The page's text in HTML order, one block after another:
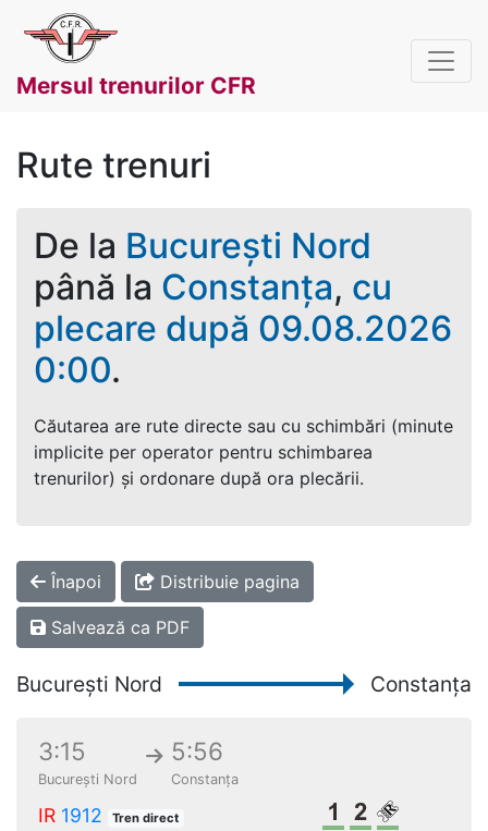
Mersul trenurilor CFR
Rute trenuri
De la București Nord
până la Constanța, cu
plecare după 09.08.2026
0:00.
Căutarea are rute directe sau cu schimbări (minute
implicite per operator pentru schimbarea
trenurilor) și ordonare după ora plecării.
Înapoi Distribuie pagina
Salvează ca PDF
București Nord Constanța
3:15
București Nord
5:56
Constanța
IR 1912 Tren direct Clasa 1Clasa a 2-a
Loc